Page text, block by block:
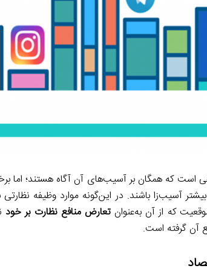
است که همگان بر آسیب‌های آن آگاه هستند؛ اما
آسیب‌زا باشند. در این‌گونه موارد وظیفه
که از آن به‌عنوانتعارض منافع نظارت بر خود
آن گرفته است.